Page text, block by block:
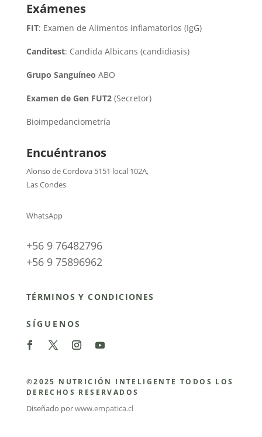
Exámenes
FIT: Examen de Alimentos inflamatorios (IgG)
Canditest: Candida Albicans (candidiasis)
Grupo Sanguíneo ABO
Examen de Gen FUT2(Secretor)
Bioimpedanciometría
Encuéntranos
Alonso de Cordova 5151 local 102A,
Las Condes
WhatsApp
+56 9 76482796
+56 9 75896962
TÉRMINOS Y CONDICIONES
SÍGUENOS
©2025 NUTRICIÓN INTELIGENTE TODOS LOS
DERECHOS RESERVADOS
Diseñado porwww.empatica.cl